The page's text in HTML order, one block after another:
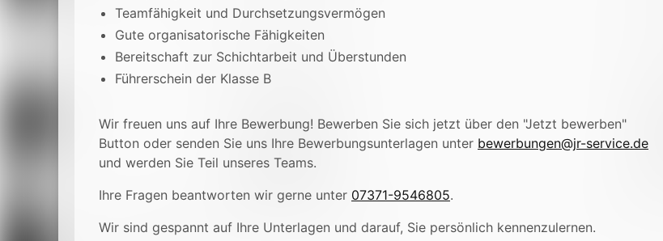
Teamfähigkeit und Durchsetzungsvermögen
Gute organisatorische Fähigkeiten
Bereitschaft zur Schichtarbeit und Überstunden
Führerschein der Klasse B
Wir freuen uns auf Ihre Bewerbung! Bewerben Sie sich jetzt über den "Jetzt bewerben"
Button oder senden Sie uns Ihre Bewerbungsunterlagen unter bewerbungen@jr-service.de
und werden Sie Teil unseres Teams.
Ihre Fragen beantworten wir gerne unter 07371-9546805.
Wir sind gespannt auf Ihre Unterlagen und darauf, Sie persönlich kennenzulernen.